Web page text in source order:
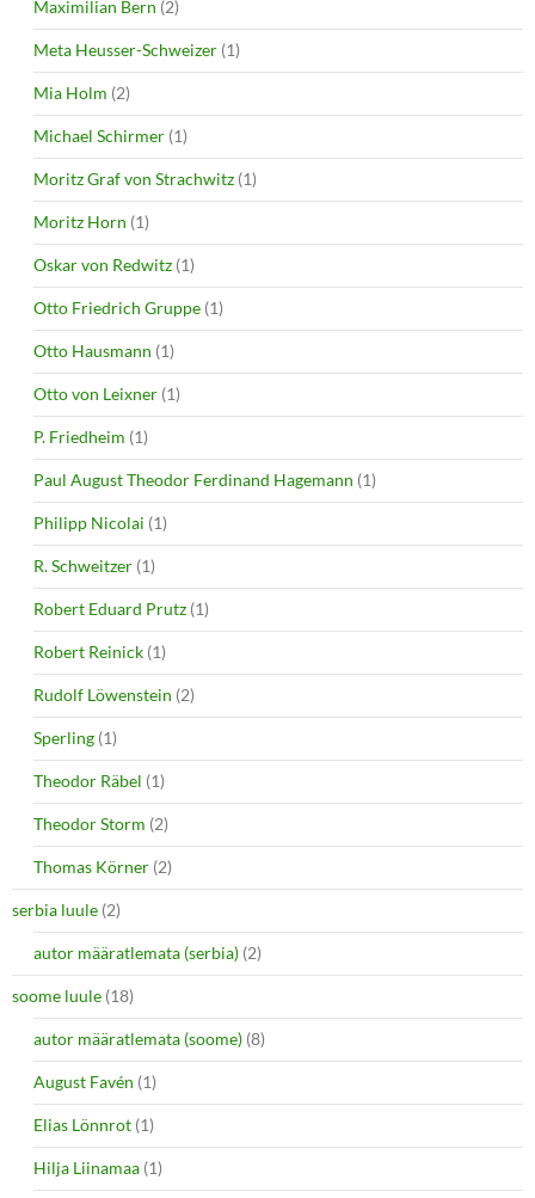
Maximilian Bern (2)
Meta Heusser-Schweizer (1)
Mia Holm (2)
Michael Schirmer (1)
Moritz Graf von Strachwitz (1)
Moritz Horn (1)
Oskar von Redwitz (1)
Otto Friedrich Gruppe (1)
Otto Hausmann (1)
Otto von Leixner (1)
P. Friedheim (1)
Paul August Theodor Ferdinand Hagemann (1)
Philipp Nicolai (1)
R. Schweitzer (1)
Robert Eduard Prutz (1)
Robert Reinick (1)
Rudolf Löwenstein (2)
Sperling (1)
Theodor Räbel (1)
Theodor Storm (2)
Thomas Körner (2)
serbia luule (2)
autor määratlemata (serbia) (2)
soome luule (18)
autor määratlemata (soome) (8)
August Favén (1)
Elias Lönnrot (1)
Hilja Liinamaa (1)